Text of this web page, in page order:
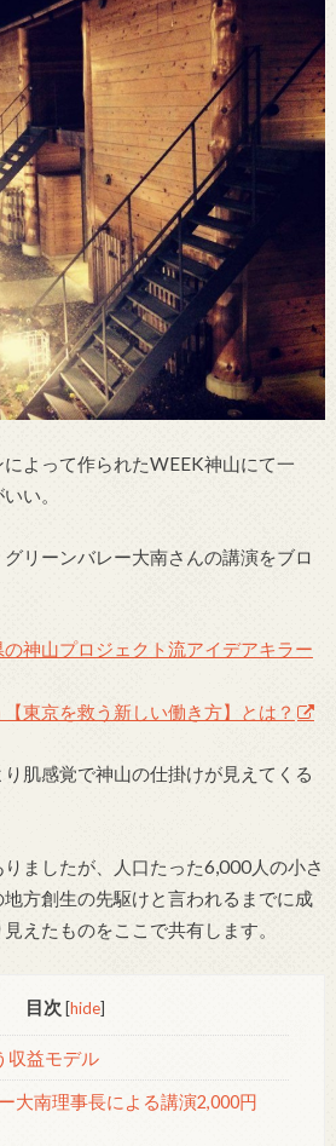
よって作られたWEEK神山にて一
い。
リーンバレー大南さんの講演をブロ
神山プロジェクト流アイデアキラー
東京を救う新しい働き方】とは？
肌感覚で神山の仕掛けが見えてくる
ましたが、人口たった6,000人の小さ
方創生の先駆けと言われるまでに成
えたものをここで共有します。
目次 [hide]
収益モデル
大南理事長による講演2,000円